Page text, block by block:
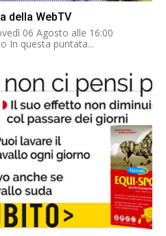
della WebTV
06 Agosto alle 16:00
https://youtu.be/lBCX6Ds7eLo In questa puntata...